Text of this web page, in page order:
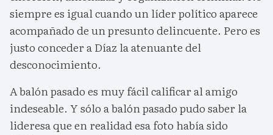
siempre es igual cuando un líder político aparece
acompañado de un presunto delincuente. Pero es
justo conceder a Díaz la atenuante del
desconocimiento.
A balón pasado es muy fácil calificar al amigo
indeseable. Y sólo a balón pasado pudo saber la
lideresa que en realidad esa foto había sido